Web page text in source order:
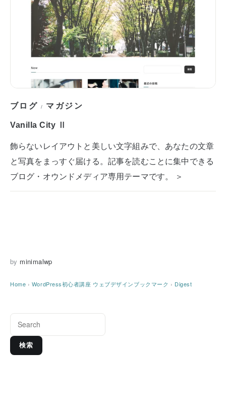
ブログ / マガジン
Vanilla City Ⅱ
飾らないレイアウトと美しい文字組みで、あなたの文章
と写真をまっすぐ届ける。記事を読むことに集中できる
ブログ・オウンドメディア専用テーマです。 ＞
by minimalwp
Home › WordPress初心者講座 ウェブデザインブックマーク › Digest
検索